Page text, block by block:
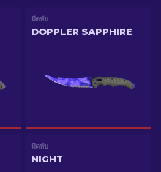
มีดพับ
DOPPLER SAPPHIRE
มีดพับ
NIGHT